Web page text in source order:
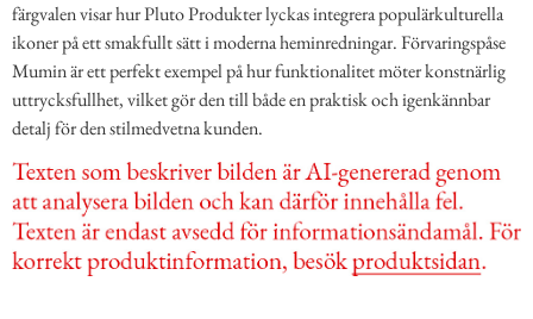
färgvalen visar hur Pluto Produkter lyckas integrera populärkulturella
ikoner på ett smakfullt sätt i moderna heminredningar. Förvaringspåse
Mumin är ett perfekt exempel på hur funktionalitet möter konstnärlig
uttrycksfullhet, vilket gör den till både en praktisk och igenkännbar
detalj för den stilmedvetna kunden.